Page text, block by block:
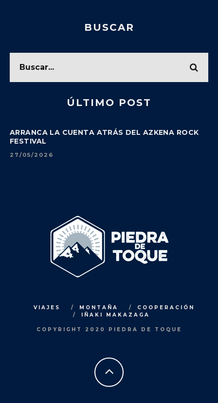
BUSCAR
ÚLTIMO POST
ARRANCA LA CUENTA ATRÁS DEL AZKENA ROCK
FESTIVAL
27/05/2026
VIAJES MONTAÑA
COOPERACIÓN
IÑAKI MAKAZAGA
COPYRIGHT 2020 PIEDRA DE TOQUE